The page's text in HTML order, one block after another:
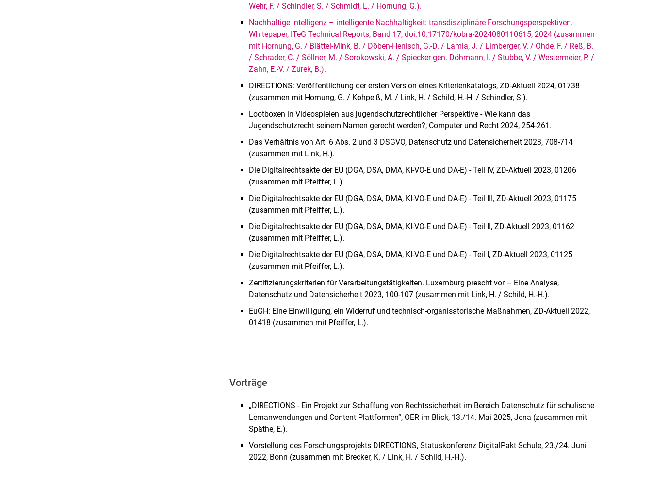
Wehr, F. / Schindler, S. / Schmidt, L. / Hornung, G.).
Nachhaltige Intelligenz – intelligente Nachhaltigkeit: transdisziplinäre Forschungsperspektiven.
Whitepaper, ITeG Technical Reports, Band 17, doi:10.17170/kobra-2024080110615, 2024 (zusammen
mit Hornung, G. / Blättel‐Mink, B. / Döben‐Henisch, G.-D. / Lamla, J. / Limberger, V. / Ohde, F. / Reß, B.
/ Schrader, C. / Söllner, M. / Sorokowski, A. / Spiecker gen. Döhmann, I. / Stubbe, V. / Westermeier, P. /
Zahn, E.-V. / Zurek, B.).
DIRECTIONS: Veröffentlichung der ersten Version eines Kriterienkatalogs, ZD-Aktuell 2024, 01738
(zusammen mit Hornung, G. / Kohpeiß, M. / Link, H. / Schild, H.-H. / Schindler, S.).
Lootboxen in Videospielen aus jugendschutzrechtlicher Perspektive - Wie kann das
Jugendschutzrecht seinem Namen gerecht werden?, Computer und Recht 2024, 254-261.
Das Verhältnis von Art. 6 Abs. 2 und 3 DSGVO, Datenschutz und Datensicherheit 2023, 708-714
(zusammen mit Link, H.).
Die Digitalrechtsakte der EU (DGA, DSA, DMA, KI-VO-E und DA-E) - Teil IV, ZD-Aktuell 2023, 01206
(zusammen mit Pfeiffer, L.).
Die Digitalrechtsakte der EU (DGA, DSA, DMA, KI-VO-E und DA-E) - Teil III, ZD-Aktuell 2023, 01175
(zusammen mit Pfeiffer, L.).
Die Digitalrechtsakte der EU (DGA, DSA, DMA, KI-VO-E und DA-E) - Teil II, ZD-Aktuell 2023, 01162
(zusammen mit Pfeiffer, L.).
Die Digitalrechtsakte der EU (DGA, DSA, DMA, KI-VO-E und DA-E) - Teil I, ZD-Aktuell 2023, 01125
(zusammen mit Pfeiffer, L.).
Zertifizierungskriterien für Verarbeitungstätigkeiten. Luxemburg prescht vor – Eine Analyse,
Datenschutz und Datensicherheit 2023, 100-107 (zusammen mit Link, H. / Schild, H.-H.).
EuGH: Eine Einwilligung, ein Widerruf und technisch-organisatorische Maßnahmen, ZD-Aktuell 2022,
01418 (zusammen mit Pfeiffer, L.).
Vorträge
„DIRECTIONS - Ein Projekt zur Schaffung von Rechtssicherheit im Bereich Datenschutz für schulische
Lernanwendungen und Content-Plattformen“, OER im Blick, 13./14. Mai 2025, Jena (zusammen mit
Späthe, E.).
Vorstellung des Forschungsprojekts DIRECTIONS, Statuskonferenz DigitalPakt Schule, 23./24. Juni
2022, Bonn (zusammen mit Brecker, K. / Link, H. / Schild, H.-H.).